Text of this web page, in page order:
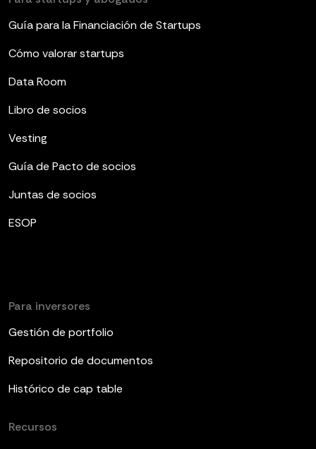
Guía para la Financiación de Startups
Cómo valorar startups
Data Room
Libro de socios
Vesting
Guía de Pacto de socios
Juntas de socios
ESOP
Para inversores
Gestión de portfolio
Repositorio de documentos
Histórico de cap table
Recursos